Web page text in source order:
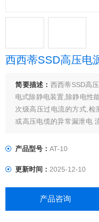
西西蒂SSD高压电
简要描述： 西西蒂SSD高
电式除静电装置,除静电性
次级高压过电流的方式,检
或高压电缆的异常漏泄电
有的除静电电极组合
范例及注意事项
产品型号：AT-10
更新时间：2025-12-10
产品咨询